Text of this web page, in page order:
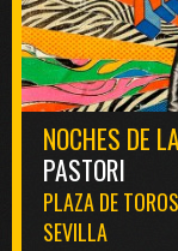
NOCHES DE
PASTORI
PLAZA DE
SEVILLA